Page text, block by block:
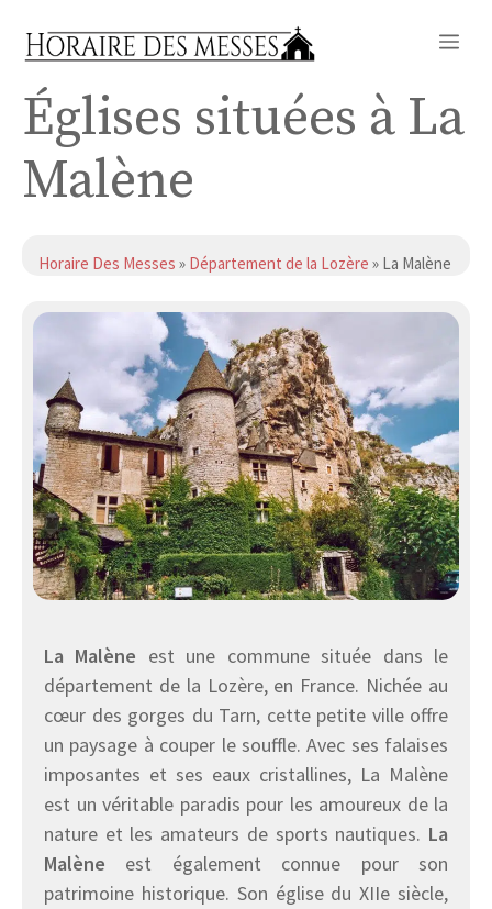
Églises situées à La
Malène
Horaire Des Messes » Département de la Lozère » La Malène
La Malène est une commune située dans le
département de la Lozère, en France. Nichée au
cœur des gorges du Tarn, cette petite ville offre
un paysage à couper le souffle. Avec ses falaises
imposantes et ses eaux cristallines, La Malène
est un véritable paradis pour les amoureux de la
nature et les amateurs de sports nautiques. La
Malène est également connue pour son
patrimoine historique. Son église du XIIe siècle,